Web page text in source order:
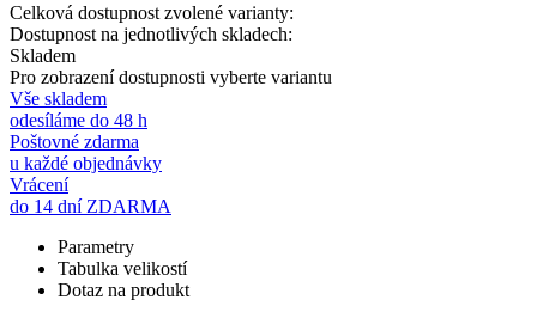
Celková dostupnost zvolené varianty:
Dostupnost na jednotlivých skladech:
Skladem
Pro zobrazení dostupnosti vyberte variantu
Vše skladem
odesíláme do 48 h
Poštovné zdarma
u každé objednávky
Vrácení
do 14 dní ZDARMA
Parametry
Tabulka velikostí
Dotaz na produkt